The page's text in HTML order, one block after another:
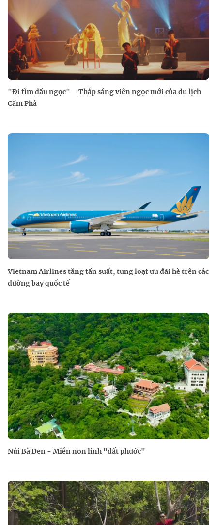
"Đi tìm dấu ngọc" – Thắp sáng viên ngọc mới của du lịch
Cẩm Phả
Vietnam Airlines tăng tần suất, tung loạt ưu đãi hè trên các
đường bay quốc tế
Núi Bà Đen - Miền non linh "đất phước"